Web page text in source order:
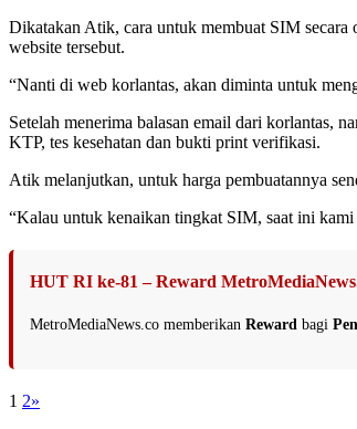
Dikatakan Atik, cara untuk membuat SIM
website tersebut.
“Nanti di web korlantas, akan diminta untuk
Setelah menerima balasan email dari korlantas,
KTP, tes kesehatan dan bukti print verifikasi.
Atik melanjutkan, untuk harga pembuatannya
“Kalau untuk kenaikan tingkat SIM, saat ini
HUT RI ke-81 – Reward
MetroMediaNews.co memberikan Reward bagi
1 2»